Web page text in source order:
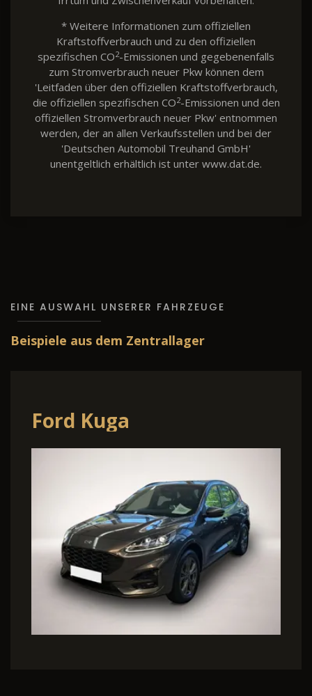
* Weitere Informationen zum offiziellen
Kraftstoffverbrauch und zu den offiziellen
spezifischen CO2-Emissionen und gegebenenfalls
zum Stromverbrauch neuer Pkw können dem
'Leitfaden über den offiziellen Kraftstoffverbrauch,
die offiziellen spezifischen CO2-Emissionen und den
offiziellen Stromverbrauch neuer Pkw' entnommen
werden, der an allen Verkaufsstellen und bei der
'Deutschen Automobil Treuhand GmbH'
unentgeltlich erhältlich ist unter www.dat.de.
EINE AUSWAHL UNSERER FAHRZEUGE
Beispiele aus dem Zentrallager
Ford Kuga